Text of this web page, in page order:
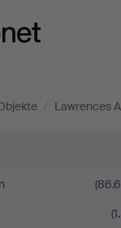
/ Lawrences